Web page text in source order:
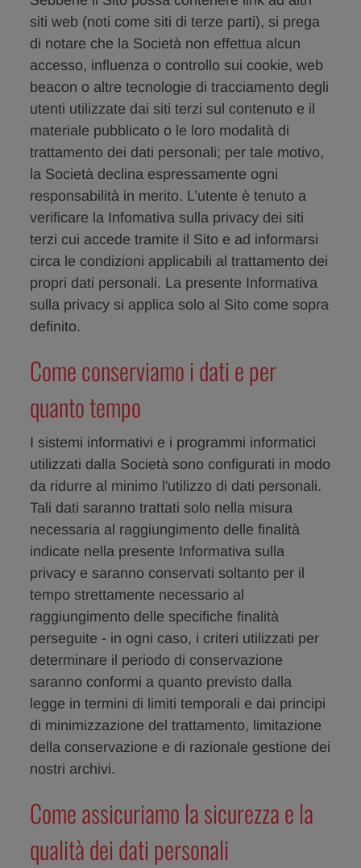
siti web (noti come siti di terze parti), si prega
di notare che la Società non effettua alcun
accesso, influenza o controllo sui cookie, web
beacon o altre tecnologie di tracciamento degli
utenti utilizzate dai siti terzi sul contenuto e il
materiale pubblicato o le loro modalità di
trattamento dei dati personali; per tale motivo,
la Società declina espressamente ogni
responsabilità in merito. L’utente è tenuto a
verificare la Infomativa sulla privacy dei siti
terzi cui accede tramite il Sito e ad informarsi
circa le condizioni applicabili al trattamento dei
propri dati personali. La presente Informativa
sulla privacy si applica solo al Sito come sopra
definito.
Come conserviamo i dati e per
quanto tempo
I sistemi informativi e i programmi informatici
utilizzati dalla Società sono configurati in modo
da ridurre al minimo l'utilizzo di dati personali.
Tali dati saranno trattati solo nella misura
necessaria al raggiungimento delle finalità
indicate nella presente Informativa sulla
privacy e saranno conservati soltanto per il
tempo strettamente necessario al
raggiungimento delle specifiche finalità
perseguite - in ogni caso, i criteri utilizzati per
determinare il periodo di conservazione
saranno conformi a quanto previsto dalla
legge in termini di limiti temporali e dai principi
di minimizzazione del trattamento, limitazione
della conservazione e di razionale gestione dei
nostri archivi.
Come assicuriamo la sicurezza e la
qualità dei dati personali